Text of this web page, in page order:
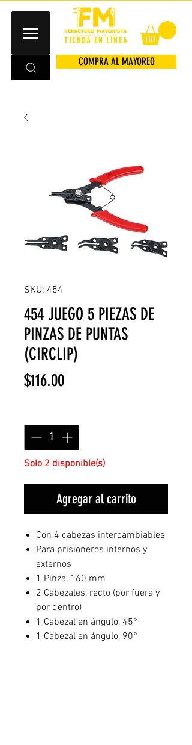
TIENDA EN LÍNEA
COMPRA AL MAYOREO
SKU: 454
454 JUEGO 5 PIEZAS DE
PINZAS DE PUNTAS
(CIRCLIP)
$116.00Precio
Solo 2 disponible(s)
Agregar al carrito
Con 4 cabezas intercambiables
Para prisioneros internos y
externos
1 Pinza, 160 mm
2 Cabezales, recto (por fuera y
por dentro)
1 Cabezal en ángulo, 45°
1 Cabezal en ángulo, 90°